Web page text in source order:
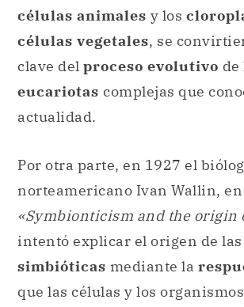
células animales y los
células vegetales, se
clave del proceso evolutivo de
eucariotas complejas que
actualidad.
Por otra parte, en 1927 el
norteamericano Ivan Wallin,
«Symbionticism and the origin
intentó explicar el origen de las
simbióticas mediante la
que las células y los